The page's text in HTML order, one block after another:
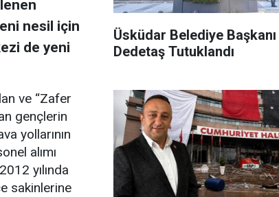
nesil için
de yeni
ve “Zafer
gençlerin
yollarının
alımı
yılında
sakinlerine
Üsküdar Belediye
Dedetaş Tutuklandı